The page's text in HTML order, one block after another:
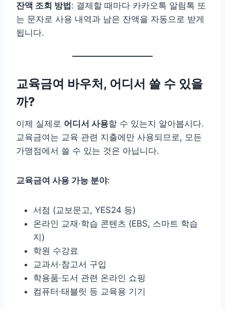
잔액 조회 방법: 결제할 때마다 카카오톡 알림톡 또
는 문자로 사용 내역과 남은 잔액을 자동으로 받게
됩니다.
교육금여 바우처, 어디서 쓸 수 있을
까?
이제 실제로 어디서 사용할 수 있는지 알아봅시다.
교육금여는 교육 관련 지출에만 사용되므로, 모든
가맹점에서 쓸 수 있는 것은 아닙니다.
교육금여 사용 가능 분야:
서점 (교보문고, YES24 등)
온라인 교재·학습 콘텐츠 (EBS, 스마트 학습
지)
학원 수강료
교과서·참고서 구입
학용품·도서 관련 온라인 쇼핑
컴퓨터·태블릿 등 교육용 기기